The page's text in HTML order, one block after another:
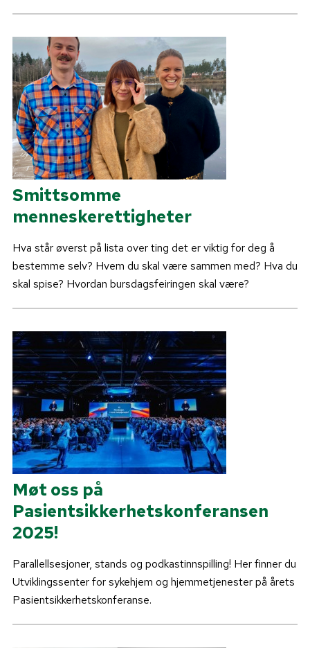
Smittsomme
menneskerettigheter
Hva står øverst på lista over ting det er viktig for deg å
bestemme selv? Hvem du skal være sammen med? Hva du
skal spise? Hvordan bursdagsfeiringen skal være?
Møt oss på
Pasientsikkerhetskonferansen
2025!
Parallellsesjoner, stands og podkastinnspilling! Her finner du
Utviklingssenter for sykehjem og hjemmetjenester på årets
Pasientsikkerhetskonferanse.